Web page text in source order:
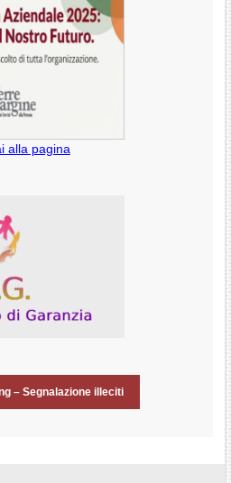
alla pagina
– Segnalazione illeciti